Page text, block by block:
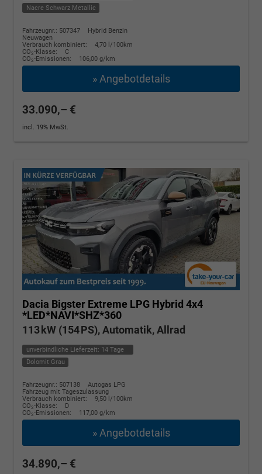
Nacre Schwarz Metallic
Fahrzeugnr.: 507347
Hybrid Benzin
Neuwagen
Verbrauch kombiniert:
4,70 l/100km
CO2-Klasse:
C
CO2-Emissionen: 106,00 g/km
» Angebotdetails
33.090,– €
incl. 19% MwSt.
Dacia Bigster Extreme LPG Hybrid 4x4
*LED*NAVI*SHZ*360
113 kW (154 PS), Automatik, Allrad
unverbindliche Lieferzeit: 14 Tage
Dolomit Grau
Fahrzeugnr.: 507138
Autogas LPG
Fahrzeug mit Tageszulassung
Verbrauch kombiniert:
9,50 l/100km
CO2-Klasse:
D
CO2-Emissionen: 117,00 g/km
» Angebotdetails
34.890,– €